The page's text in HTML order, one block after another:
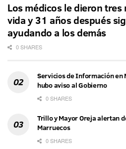
Los médicos le dieron tres
vida y 31 años después
ayudando a los demás
0 SHARES
Servicios de Información en
hubo aviso al Gobierno
0 SHARES
Trillo y Mayor Oreja alertan
Marruecos
0 SHARES